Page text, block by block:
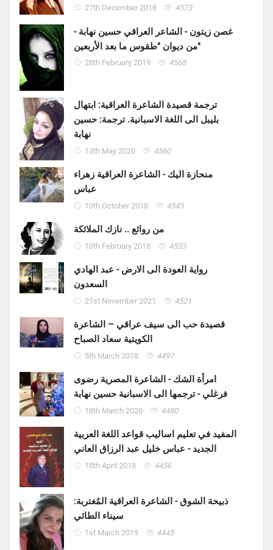
27th December 2018 4573
غصن زيتون - الشاعر العراقي حسين نهابة -
من ديوان "طقوس ما بعد الأربعين"
28th February 2019 4568
ترجمة قصيدة الشاعرة العراقية: ابتهال
بليبل الى اللغة الاسبانية. ترجمة: حسين
نهابة
13th May 2020 4560
منحازة اليك - الشاعرة العراقية زهراء
عباس
10th October 2018 4545
من روائع .. نازك الملائكة
10th February 2018 4533
رواية العودة الى الارض - عبد الهادي
السعدون
21st November 2021 4521
قصيدة حب الى سيف عراقي – الشاعرة
الكويتية سعاد الصباح
5th March 2018 4497
امرأة الشك - الشاعرة المصرية رضوى
فرغلي - ترجمها الى الاسبانية حسين نهابة
18th March 2020 4480
المفيد في تعليم اساليب قواعد اللغة العربية
الجديد - عباس خليل عبد الرزاق العاني
18th April 2018 4456
ذبيحة الشوق - الشاعرة العراقية المُغتربة:
سيناء الطائي
1st March 2019 4445